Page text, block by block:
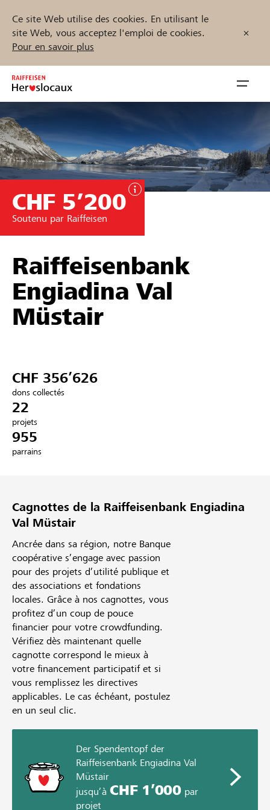
Ce site Web utilise des cookies. En utilisant le
site Web, vous acceptez l'emploi de cookies.
Pour en savoir plus
Inhalt
springen
öffnen
Parrainer
Soutien & assistance
Partenaires / Banques Raiffeisen
S'inscrire
Trouvez des projets et des organisations
Démarrez maintenant
DE
CHF 5’200
Soutenu par Raiffeisen
Raiffeisenbank
Engiadina Val
Müstair
CHF 356’626
dons collectés
22
projets
955
parrains
Cagnottes de la Raiffeisenbank Engiadina
Val Müstair
Ancrée dans sa région, notre Banque
coopérative s’engage avec passion
pour des projets d’utilité publique et
des associations et fondations
locales. Grâce à nos cagnottes, vous
profitez d’un coup de pouce
financier pour votre crowdfunding.
Vérifiez dès maintenant quelle
cagnotte correspond le mieux à
votre financement participatif et si
vous remplissez les directives
applicables. Le cas échéant, postulez
en un seul clic.
Der Spendentopf der
Raiffeisenbank Engiadina Val
Müstair
jusqu’à CHF 1’000par
projet